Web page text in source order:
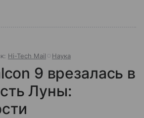
Hi-Tech Mail Наука
9 врезалась в
Луны: